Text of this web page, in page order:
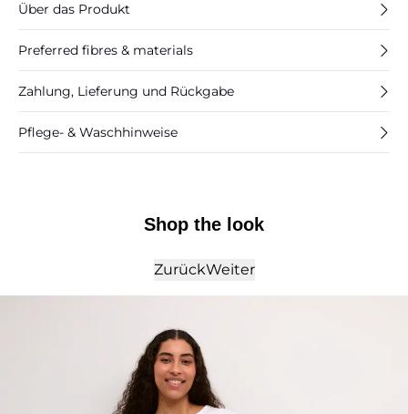
Über das Produkt
Preferred fibres & materials
Zahlung, Lieferung und Rückgabe
Pflege- & Waschhinweise
Shop the look
ZurückWeiter